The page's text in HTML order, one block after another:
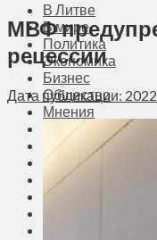
В Литве
В мире
Политика
Экономика
Бизнес
Общество
Мнения
Клайпеда
Висагинас
Регионы
Соседи
МВФ
рецессии
Дата публикации: